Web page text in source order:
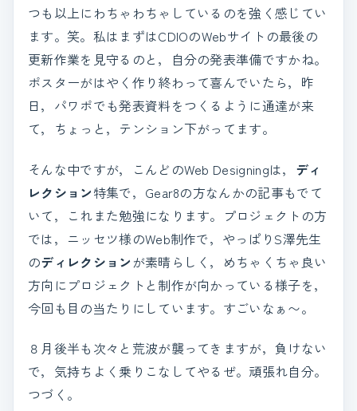
つも以上にわちゃわちゃしているのを強く感じてい
ます。笑。私はまずはCDIOのWebサイトの最後の
更新作業を見守るのと，自分の発表準備ですかね。
ポスターがはやく作り終わって喜んでいたら，昨
日，パワポでも発表資料をつくるように通達が来
て，ちょっと，テンション下がってます。
そんな中ですが，こんどのWeb Designingは， ディ
レクション特集で，Gear8の方なんかの記事もでて
いて，これまた勉強になります。プロジェクトの方
では，ニッセツ様のWeb制作で，やっぱりS澤先生
のディレクションが素晴らしく，めちゃくちゃ良い
方向にプロジェクトと制作が向かっている様子を，
今回も目の当たりにしています。すごいなぁ〜。
８月後半も次々と荒波が襲ってきますが，負けない
で，気持ちよく乗りこなしてやるぜ。頑張れ自分。
つづく。